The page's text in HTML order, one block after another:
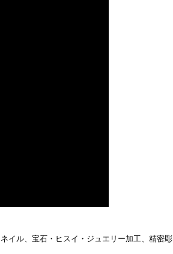
イル、宝石・ヒスイ・ジュエリー加工、精密彫